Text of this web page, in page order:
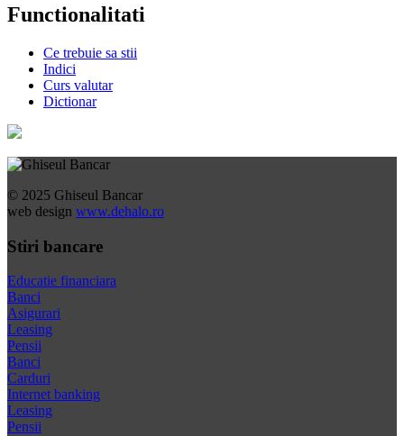
Functionalitati
Ce trebuie sa stii
Indici
Curs valutar
Dictionar
© 2025 Ghiseul Bancar
web design www.dehalo.ro
Stiri bancare
Educatie financiara
Banci
Asigurari
Leasing
Pensii
Banci
Carduri
Internet banking
Leasing
Pensii